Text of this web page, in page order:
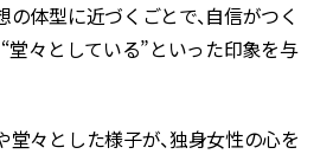
体型に近づくごとで、自信がつく
堂々としている”といった印象を与
々とした様子が、独身女性の心を